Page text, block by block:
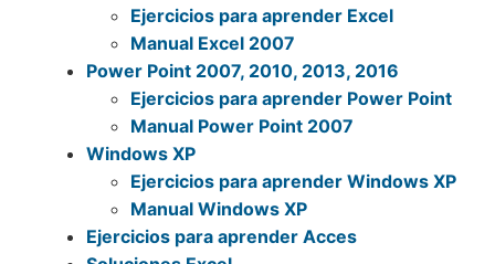
Ejercicios para aprender Excel
Manual Excel 2007
Power Point 2007, 2010, 2013, 2016
Ejercicios para aprender Power Point
Manual Power Point 2007
Windows XP
Ejercicios para aprender Windows XP
Manual Windows XP
Ejercicios para aprender Acces